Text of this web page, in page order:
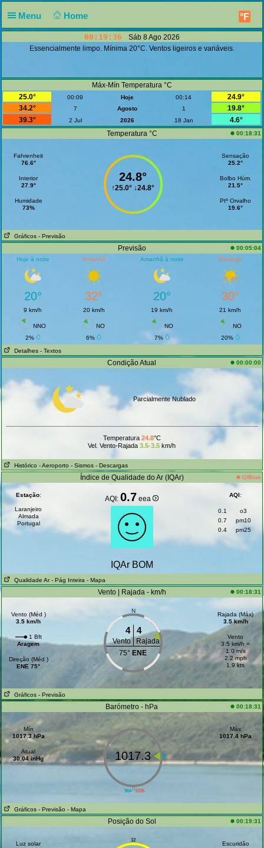
Menu Home °F
00:19:36
Sáb 8 Ago 2026
Essencialmente limpo. Mínima 20°C. Ventos ligeiros e variáveis.
Máx-Mín Temperatura °C
25.0°
00:09 Hoje 00:14
24.9°
34.2°
7 Agosto 1
19.8°
39.3°
2 Jul 2026 18 Jan
4.6°
Temperatura °C
00:18:31
Fahrenheit
76.6°
Interior
27.9°
Humidade
73%
24.8°
↑25.0° ↓24.8°
Sensação
25.2°
Bolbo Húm.
21.5°
Ptº Orvalho
19.6°
Gráficos - Previsão
Previsão
00:05:04
Hoje à noite
Amanhã Amanhã à noite Domingo
20° 32° 20° 30°
9 km/h 20 km/h 19 km/h 21 km/h
NNO NO NO
NO
2%
6% 7%
20%
Detalhes - Textos
Condição Atual 00:00:00
Parcialmente Nublado
Temperatura 24.8°C
Vel. Vento-Rajada 3.5-3.5 km/h
Histórico - Aeroporto - Sismos - Descargas
Índice de Qualidade do Ar (IQAr) Offline
Estação:
Laranjeiro
Almada
Portugal
AQI:0.7 eea AQI:
0.1
o3
0.7
pm10
0.4
pm25
IQAr BOM
Qualidade Ar - Pág Inteira - Mapa
Vento | Rajada - km/h 00:18:31
Vento (Méd )
3.5 km/h
1 Bft
Aragem
Direção (Méd )
ENE 75°
N
4 4
Vento
Rajada
75° ENE
Rajada (Máx)
3.5 km/h
Vento
3.5 km/h =
1.0 m/s
2.2 mph
1.9 kts
Gráficos - Previsão
Barómetro - hPa 00:18:31
Mín
1017.3 hPa
Atual
30.04 inHg
||
964 1036
1017.3
Máx
1017.4 hPa
Gráficos - Previsão - Mapa
Posição do Sol 00:19:31
Luz solar
12
Escuridão